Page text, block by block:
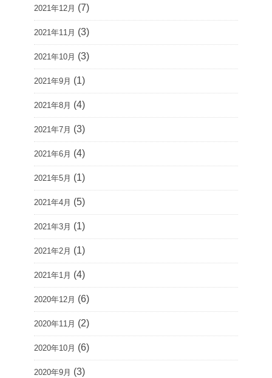
2021年12月 (7)
2021年11月 (3)
2021年10月 (3)
2021年9月 (1)
2021年8月 (4)
2021年7月 (3)
2021年6月 (4)
2021年5月 (1)
2021年4月 (5)
2021年3月 (1)
2021年2月 (1)
2021年1月 (4)
2020年12月 (6)
2020年11月 (2)
2020年10月 (6)
2020年9月 (3)